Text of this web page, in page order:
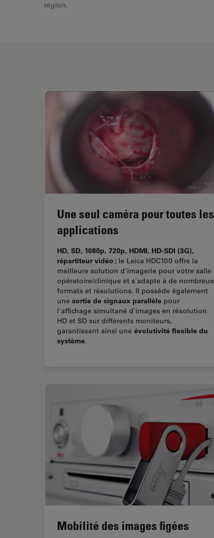
région.
Une seul caméra pour toutes les
applications
HD, SD, 1080p, 720p, HDMI, HD-SDI (3G),
répartiteur vidéo ; le Leica HDC100 offre la
meilleure solution d'imagerie pour votre salle
opératoire/clinique et s'adapte à de nombreux
formats et résolutions. Il possède également
une sortie de signaux parallèle pour
l'affichage simultané d'images en résolution
HD et SD sur différents moniteurs,
garantissant ainsi une évolutivité flexible du
système.
Mobilité des images figées